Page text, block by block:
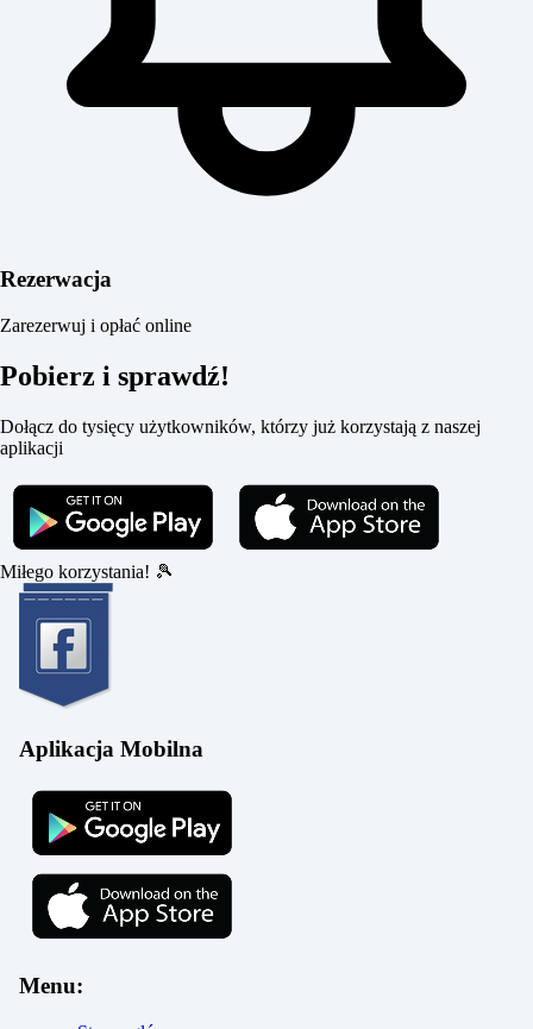
Rezerwacja
Zarezerwuj i opłać online
Pobierz i sprawdź!
Dołącz do tysięcy użytkowników, którzy już korzystają z naszej
aplikacji
Miłego korzystania! 🎾
Aplikacja Mobilna
Menu: